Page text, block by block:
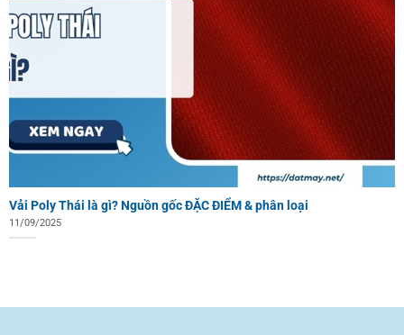
Vải Poly Thái là gì? Nguồn gốc ĐẶC ĐIỂM & phân loại
11/09/2025